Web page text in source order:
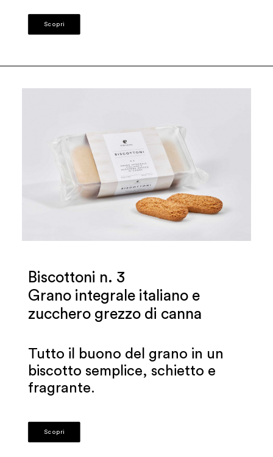
Scopri
Biscottoni n. 3
Grano integrale italiano e
zucchero grezzo di canna
Tutto il buono del grano in un
biscotto semplice, schietto e
fragrante.
Scopri